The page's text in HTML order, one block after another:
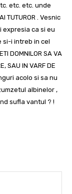
etc. etc. unde
TUTUROR . Vesnic
expresia ca si eu
si-i intreb in cel
DOMNILOR SA VA
SAU IN VARF DE
acolo si sa nu
albinelor ,
sufla vantul ? !